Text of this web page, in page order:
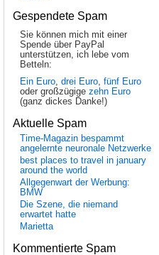
Gespendete Spam
Sie können mich mit einer
Spende über PayPal
unterstützen, ich lebe vom
Betteln:
Ein Euro, drei Euro, fünf Euro
oder großzügige zehn Euro
(ganz dickes Danke!)
Aktuelle Spam
Time-Magazin bespammt
angelernte neuronale Netzwerke
best places to travel in january
around the world
Allgegenwart der Werbung:
BMW
Die Szene, die niemand
erwartet hatte
Marietta
Kommentierte Spam